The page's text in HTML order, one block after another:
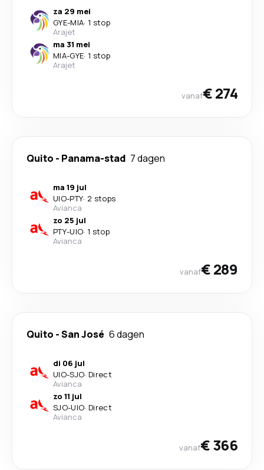
za 29 mei
GYE-MIA· 1 stop
Arajet
ma 31 mei
MIA-GYE· 1 stop
Arajet
vanaf€ 274
Quito - Panama-stad 7 dagen
ma 19 jul
UIO-PTY· 2 stops
Avianca
zo 25 jul
PTY-UIO· 1 stop
Avianca
vanaf€ 289
Quito -San José 6 dagen
di 06 jul
UIO-SJO· Direct
Avianca
zo 11 jul
SJO-UIO· Direct
Avianca
vanaf€ 366